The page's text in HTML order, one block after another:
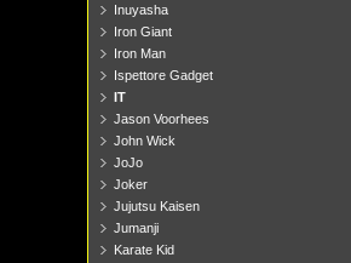
Inuyasha
Iron Giant
Iron Man
Ispettore Gadget
IT
Jason Voorhees
John Wick
JoJo
Joker
Jujutsu Kaisen
Jumanji
Karate Kid